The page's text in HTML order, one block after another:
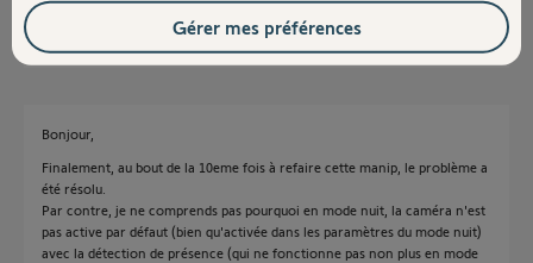
JACKY M. il y a plus de 2 ans
Bonjour,
Finalement, au bout de la 10eme fois à refaire cette manip, le problème a
été résolu.
Par contre, je ne comprends pas pourquoi en mode nuit, la caméra n'est
pas active par défaut (bien qu'activée dans les paramètres du mode nuit)
avec la détection de présence (qui ne fonctionne pas non plus en mode
Gérer mes préférences